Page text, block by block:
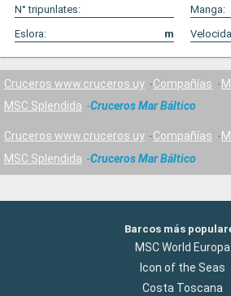
N° tripunlates:
Manga:
Eslora:
m
Cruceros www.cruceros.uy Compañías
MSC Splendida
Cruceros Mar Báltico
Cruceros www.cruceros.uy Compañías
MSC Splendida
Cruceros Mar Báltico
Barcos más
MSC World Europa
Icon of the Seas
Costa Toscana